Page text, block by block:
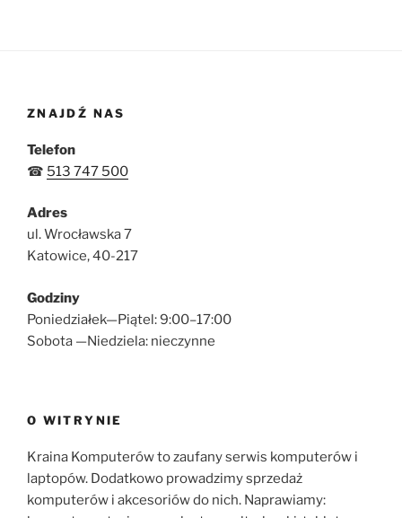
ZNAJDŹ NAS
Telefon
☎ 513 747 500
Adres
ul. Wrocławska 7
Katowice, 40-217
Godziny
Poniedziałek—Piątel: 9:00–17:00
Sobota —Niedziela: nieczynne
O WITRYNIE
Kraina Komputerów to zaufany serwis komputerów i
laptopów. Dodatkowo prowadzimy sprzedaż
komputerów i akcesoriów do nich. Naprawiamy: